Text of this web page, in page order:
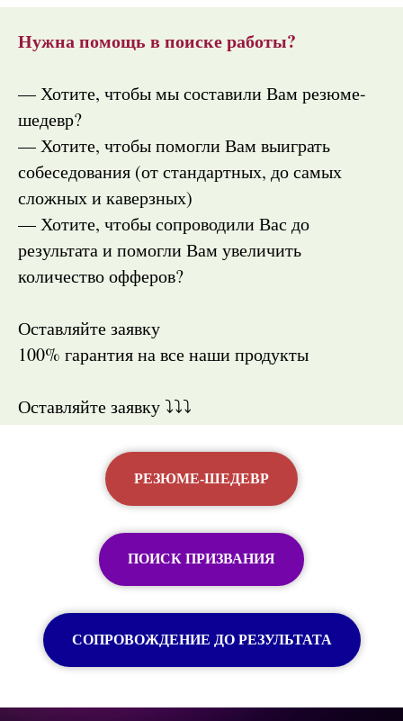
Нужна помощь в поиске работы?
— Хотите, чтобы мы составили Вам резюме-
шедевр?
— Хотите, чтобы помогли Вам выиграть
собеседования (от стандартных, до самых
сложных и каверзных)
— Хотите, чтобы сопроводили Вас до
результата и помогли Вам увеличить
количество офферов?
Оставляйте заявку
100% гарантия на все наши продукты
Оставляйте заявку ⤵️⤵️⤵️
РЕЗЮМЕ-ШЕДЕВР
ПОИСК ПРИЗВАНИЯ
СОПРОВОЖДЕНИЕ ДО РЕЗУЛЬТАТА